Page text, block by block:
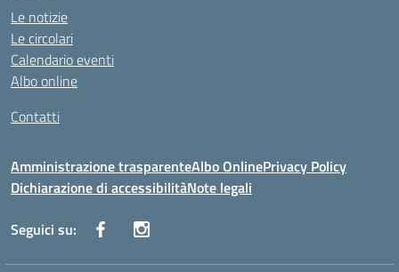
Le notizie
Le circolari
Calendario eventi
Albo online
Contatti
Amministrazione trasparenteAlbo OnlinePrivacy Policy
Dichiarazione di accessibilitàNote legali
Seguici su: